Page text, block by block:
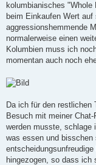
kolumbianisches
beim Einkaufen Wert
aggressionshemmende
normalerweise einen
Kolumbien muss ich
momentan auch noch
Da ich für den restlichen
Besuch mit meiner
werden musste, schlage
was essen und bisschen
hingezogen, so dass ich